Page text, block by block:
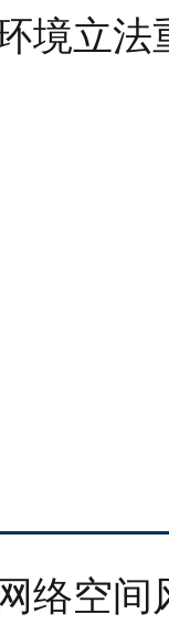
法重点
络空